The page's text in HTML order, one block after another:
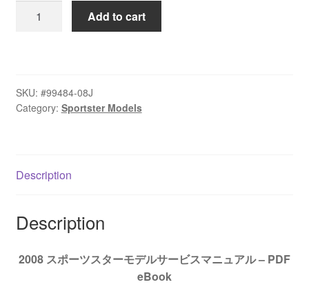
2008
ス
タ
ル
ー
ビ
マ
Add to cart
SKU: #99484-08J
Category: Sportster Models
Description
Description
2008 スポーツスターモデルサービスマニュアル – PDF
eBook